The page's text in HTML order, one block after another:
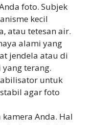
foto. Subjek
kecil
atau tetesan air.
alami yang
jendela atau di
terang.
untuk
agar foto
Anda. Hal